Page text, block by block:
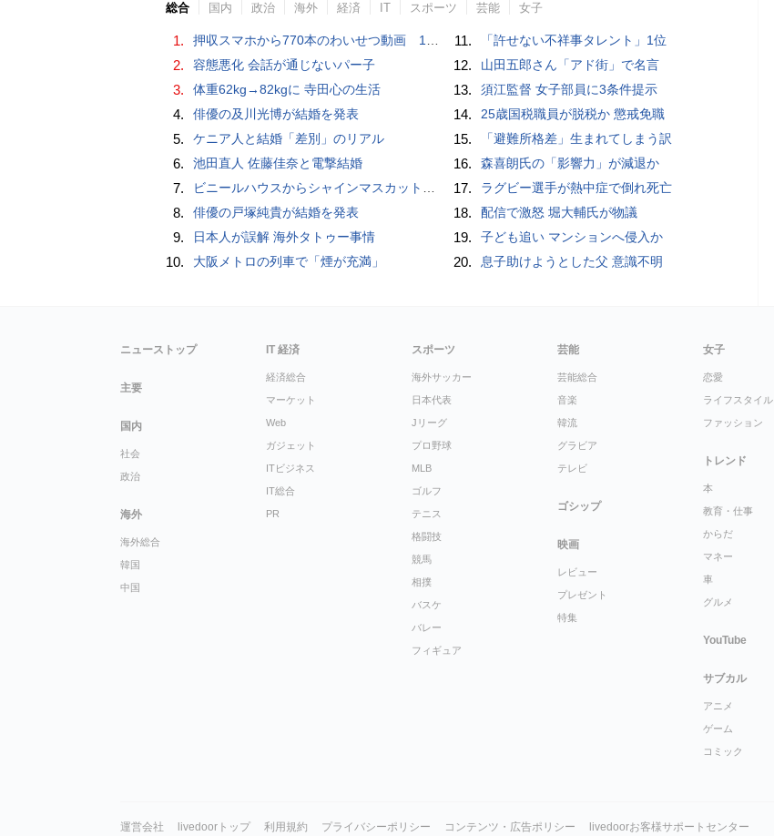
総合 国内 政治 海外 経済 IT スポーツ 芸能 女子
1. 押収スマホから770本のわいせつ動画 15歳少女に酒と薬飲ませ性的暴行か 54歳男を再逮捕 「薬もありますよ」とSNSで誘い出し
2. 容態悪化 会話が通じないパー子
3. 体重62kg→82kgに 寺田心の生活
4. 俳優の及川光博が結婚を発表
5. ケニア人と結婚「差別」のリアル
6. 池田直人 佐藤佳奈と電撃結婚
7. ビニールハウスからシャインマスカット約200房を盗んだ疑い ネットで販売か 無職の男（42）逮捕 岡山県警
8. 俳優の戸塚純貴が結婚を発表
9. 日本人が誤解 海外タトゥー事情
10. 大阪メトロの列車で「煙が充満」
11. 「許せない不祥事タレント」1位
12. 山田五郎さん「アド街」で名言
13. 須江監督 女子部員に3条件提示
14. 25歳国税職員が脱税か 懲戒免職
15. 「避難所格差」生まれてしまう訳
16. 森喜朗氏の「影響力」が減退か
17. ラグビー選手が熱中症で倒れ死亡
18. 配信で激怒 堀大輔氏が物議
19. 子ども追い マンションへ侵入か
20. 息子助けようとした父 意識不明
ニューストップ
主要
国内
社会
政治
海外
海外総合
韓国
中国
IT 経済
経済総合
マーケット
Web
ガジェット
ITビジネス
IT総合
PR
スポーツ
海外サッカー
日本代表
Jリーグ
プロ野球
MLB
ゴルフ
テニス
格闘技
競馬
相撲
バスケ
バレー
フィギュア
芸能
芸能総合
音楽
韓流
グラビア
テレビ
ゴシップ
映画
レビュー
プレゼント
特集
女子
恋愛
ライフスタイル
ファッション
トレンド
本
教育・仕事
からだ
マネー
車
グルメ
YouTube
サブカル
アニメ
ゲーム
コミック
運営会社 livedoorトップ 利用規約 プライバシーポリシー コンテンツ・広告ポリシー livedoorお客様サポートセンター